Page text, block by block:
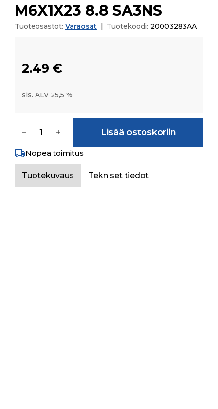
M6X1X23 8.8 SA3NS
Tuoteosastot: Varaosat Tuotekoodi: 20003283AA
2.49 €
sis. ALV 25,5 %
Lisää ostoskoriin
Nopea toimitus
Tuotekuvaus Tekniset tiedot